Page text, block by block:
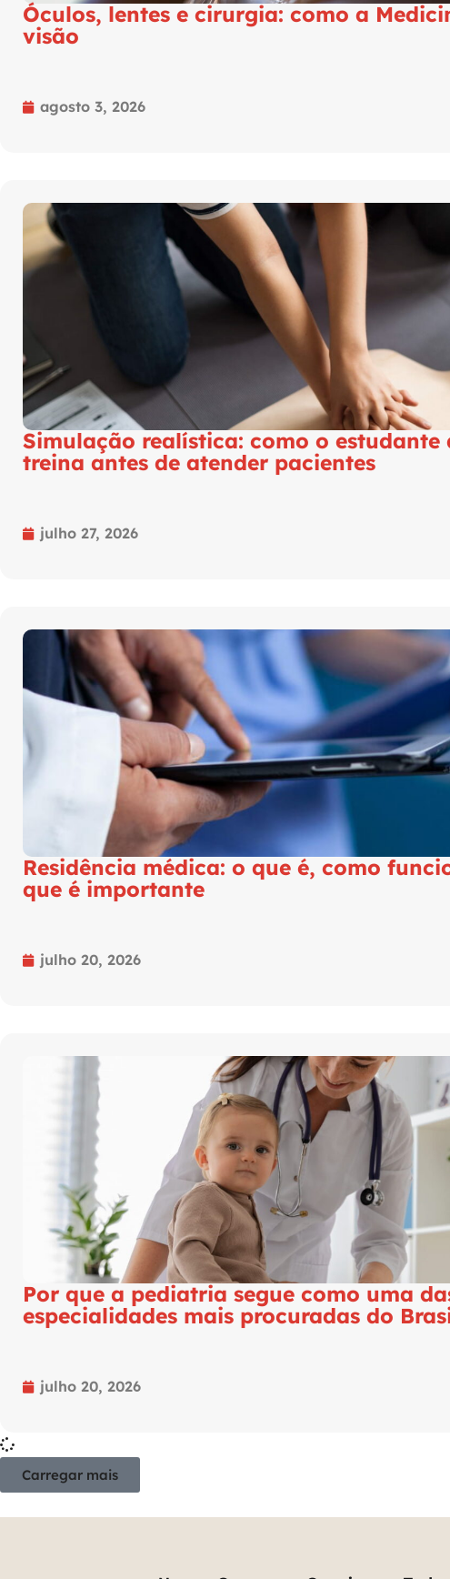
Óculos, lentes e cirurgia: como a
visão
agosto 3, 2026
Simulação realística: como o estudante
treina antes de atender pacientes
julho 27, 2026
Residência médica: o que é, como
que é importante
julho 20, 2026
Por que a pediatria segue como uma
especialidades mais procuradas do
julho 20, 2026
Carregar mais